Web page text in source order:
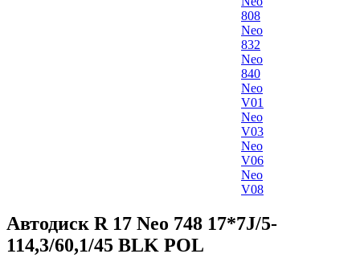
808
Neo
832
Neo
840
Neo
V01
Neo
V03
Neo
V06
Neo
V08
Автодиск R 17 Neo 748 17*7J/5-
114,3/60,1/45 BLK POL